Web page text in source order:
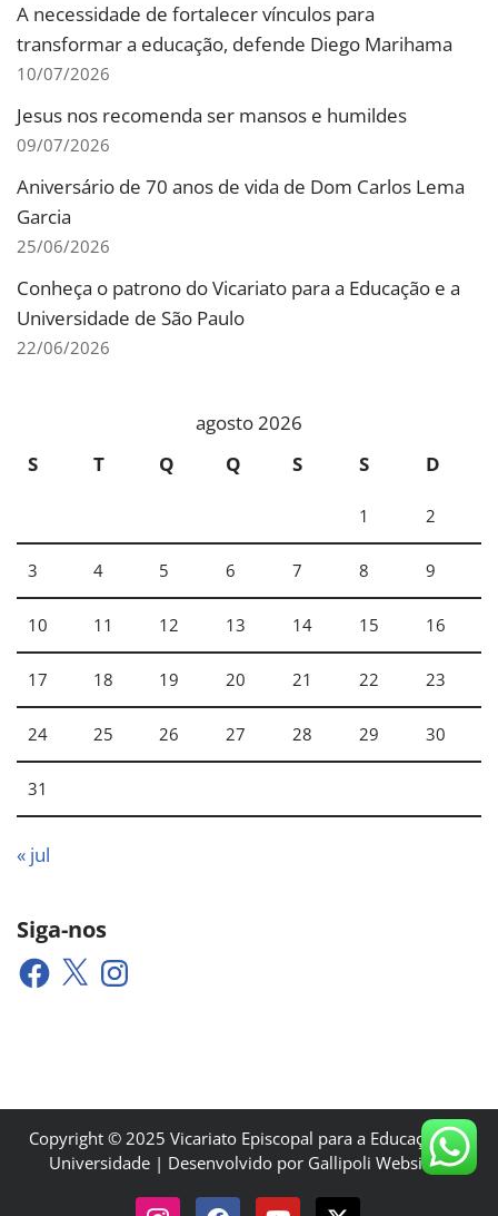
A necessidade de fortalecer vínculos para
transformar a educação, defende Diego Marihama
10/07/2026
Jesus nos recomenda ser mansos e humildes
09/07/2026
Aniversário de 70 anos de vida de Dom Carlos Lema
Garcia
25/06/2026
Conheça o patrono do Vicariato para a Educação e a
Universidade de São Paulo
22/06/2026
agosto 2026
S
T Q Q S S D
1 2
3 4 5 6 7 8 9
10 11 12 13 14 15 16
17 18 19 20 21 22 23
24 25 26 27 28 29 30
31
« jul
Siga-nos
Copyright © 2025 Vicariato Episcopal para a Educação e a
Universidade | Desenvolvido por Gallipoli Websites.